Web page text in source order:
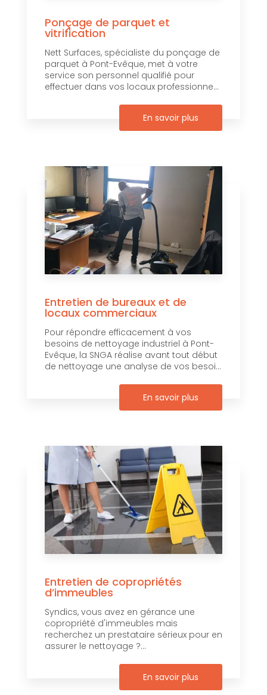
Ponçage de parquet et
vitrification
Nett Surfaces, spécialiste du ponçage de
parquet à Pont-Evêque, met à votre
service son personnel qualifié pour
effectuer dans vos locaux professionne...
En savoir plus
Entretien de bureaux et de
locaux commerciaux
Pour répondre efficacement à vos
besoins de nettoyage industriel à Pont-
Evêque, la SNGA réalise avant tout début
de nettoyage une analyse de vos besoi...
En savoir plus
Entretien de copropriétés
d’immeubles
Syndics, vous avez en gérance une
copropriété d'immeubles mais
recherchez un prestataire sérieux pour en
assurer le nettoyage ?...
En savoir plus